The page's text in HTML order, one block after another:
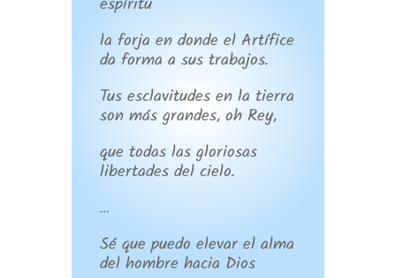
espíritu
la forja en donde el Artífice
da forma a sus trabajos.
Tus esclavitudes en la tierra
son más grandes, oh Rey,
que todas las gloriosas
libertades del cielo.
…
Sé que puedo elevar el alma
del hombre hacia Dios